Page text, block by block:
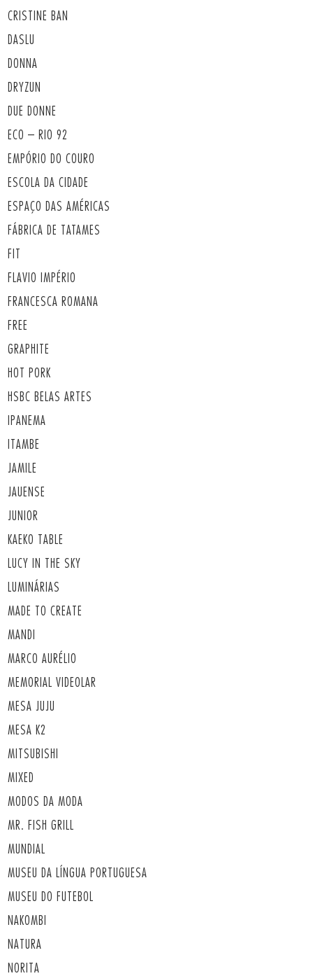
CRISTINE BAN
DASLU
DONNA
DRYZUN
DUE DONNE
ECO – RIO 92
EMPÓRIO DO COURO
ESCOLA DA CIDADE
ESPAÇO DAS AMÉRICAS
FÁBRICA DE TATAMES
FIT
FLAVIO IMPÉRIO
FRANCESCA ROMANA
FREE
GRAPHITE
HOT PORK
HSBC BELAS ARTES
IPANEMA
ITAMBE
JAMILE
JAUENSE
JUNIOR
KAEKO TABLE
LUCY IN THE SKY
LUMINÁRIAS
MADE TO CREATE
MANDI
MARCO AURÉLIO
MEMORIAL VIDEOLAR
MESA JUJU
MESA K2
MITSUBISHI
MIXED
MODOS DA MODA
MR. FISH GRILL
MUNDIAL
MUSEU DA LÍNGUA PORTUGUESA
MUSEU DO FUTEBOL
NAKOMBI
NATURA
NORITA